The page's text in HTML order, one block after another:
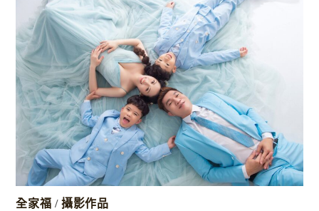
全家福 /攝影作品